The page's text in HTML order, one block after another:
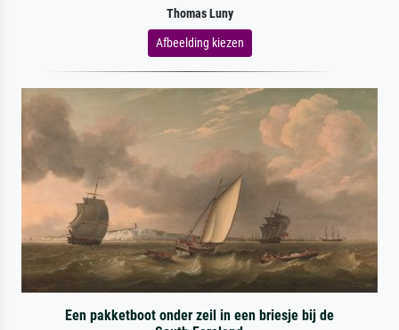
Thomas Luny
Afbeelding kiezen
Een pakketboot onder zeil in een briesje bij de